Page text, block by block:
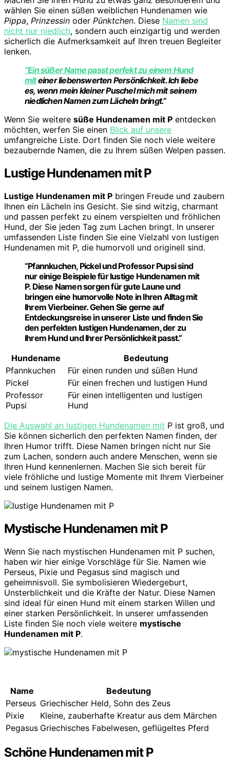
wählen Sie einen süßen weiblichen Hundenamen wie
Pippa, Prinzessin oder Pünktchen. Diese Namen sind
nicht nur niedlich, sondern auch einzigartig und werden
sicherlich die Aufmerksamkeit auf Ihren treuen Begleiter
lenken.
“Ein süßer Name passt perfekt zu einem Hund
miteiner liebenswerten Persönlichkeit. Ich liebe
es, wenn mein kleiner Puschel mich mit seinem
niedlichen Namen zum Lächeln bringt.”
Wenn Sie weitere süße Hundenamen mit P entdecken
möchten, werfen Sie einen Blick auf unsere
umfangreiche Liste. Dort finden Sie noch viele weitere
bezaubernde Namen, die zu Ihrem süßen Welpen passen.
Lustige Hundenamen mit P
Lustige Hundenamen mit P bringen Freude und zaubern
Ihnen ein Lächeln ins Gesicht. Sie sind witzig, charmant
und passen perfekt zu einem verspielten und fröhlichen
Hund, der Sie jeden Tag zum Lachen bringt. In unserer
umfassenden Liste finden Sie eine Vielzahl von lustigen
Hundenamen mit P, die humorvoll und originell sind.
“Pfannkuchen, Pickel und Professor Pupsi sind
nur einige Beispiele fürlustige Hundenamen mit
P. Diese Namen sorgen für gute Laune und
bringen eine humorvolle Note in Ihren Alltag mit
Ihrem Vierbeiner. Gehen Sie gerne auf
Entdeckungsreise in unserer Liste und finden Sie
den perfekten lustigen Hundenamen, der zu
Ihrem Hund und Ihrer Persönlichkeit passt.”
Hundename
Bedeutung
Pfannkuchen
Für einen runden und süßen Hund
Pickel
Für einen frechen und lustigen Hund
Professor
Pupsi
Für einen intelligenten und lustigen
Hund
Die Auswahl an lustigen Hundenamen mit P ist groß, und
Sie können sicherlich den perfekten Namen finden, der
Ihren Humor trifft. Diese Namen bringen nicht nur Sie
zum Lachen, sondern auch andere Menschen, wenn sie
Ihren Hund kennenlernen. Machen Sie sich bereit für
viele fröhliche und lustige Momente mit Ihrem Vierbeiner
und seinem lustigen Namen.
Mystische Hundenamen mit P
Wenn Sie nach mystischen Hundenamen mit P suchen,
haben wir hier einige Vorschläge für Sie. Namen wie
Perseus, Pixie und Pegasus sind magisch und
geheimnisvoll. Sie symbolisieren Wiedergeburt,
Unsterblichkeit und die Kräfte der Natur. Diese Namen
sind ideal für einen Hund mit einem starken Willen und
einer starken Persönlichkeit. In unserer umfassenden
Liste finden Sie noch viele weitere mystische
Hundenamen mit P.
Name
Bedeutung
Perseus Griechischer Held, Sohn des Zeus
Pixie
Kleine, zauberhafte Kreatur aus dem Märchen
Pegasus Griechisches Fabelwesen, geflügeltes Pferd
Schöne Hundenamen mit P